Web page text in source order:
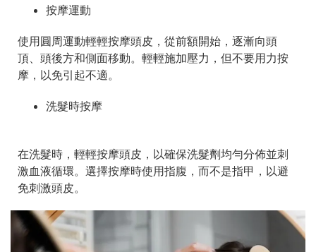
按摩運動
使用圓周運動輕輕按摩頭皮，從前額開始，逐漸向頭
頂、頭後方和側面移動。輕輕施加壓力，但不要用力按
摩，以免引起不適。
洗髮時按摩
在洗髮時，輕輕按摩頭皮，以確保洗髮劑均勻分佈並刺
激血液循環。選擇按摩時使用指腹，而不是指甲，以避
免刺激頭皮。